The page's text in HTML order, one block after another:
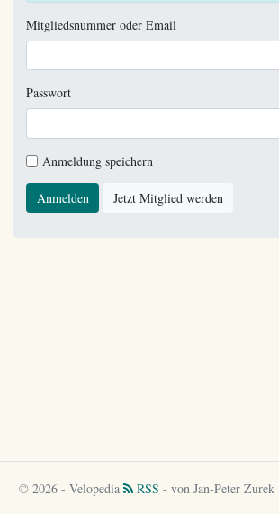
Mitgliedsnummer oder Email
Passwort
Anmeldung speichern
Anmelden Jetzt Mitglied werden
© 2026 - Velopedia RSS - von Jan-Peter Zurek